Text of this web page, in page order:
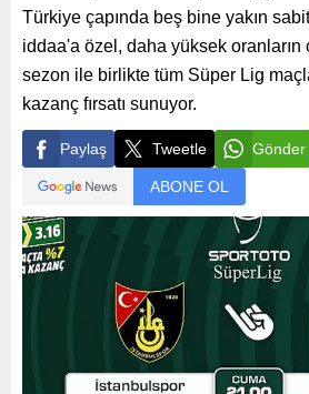
Türkiye çapında beş bine yakın
iddaa'a özel, daha yüksek
sezon ile birlikte tüm Süper Lig
kazanç fırsatı sunuyor.
Paylaş Tweetle Gönder
ABONE OL